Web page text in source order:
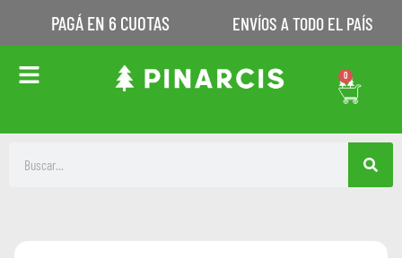
PAGÁ EN 6 CUOTAS ENVÍOS A TODO EL PAÍS
0